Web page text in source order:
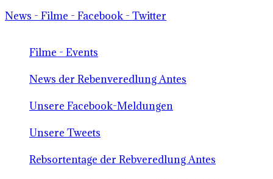
News - Filme - Facebook - Twitter
Filme - Events
News der Rebenveredlung Antes
Unsere Facebook-Meldungen
Unsere Tweets
Rebsortentage der Rebveredlung Antes